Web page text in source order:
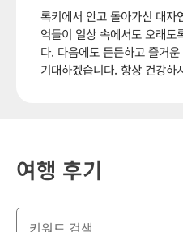
록키에서 안고 돌아가신 대자
억들이 일상 속에서도 오래도
다. 다음에도 든든하고 즐거
기대하겠습니다. 항상 건강
여행 후기